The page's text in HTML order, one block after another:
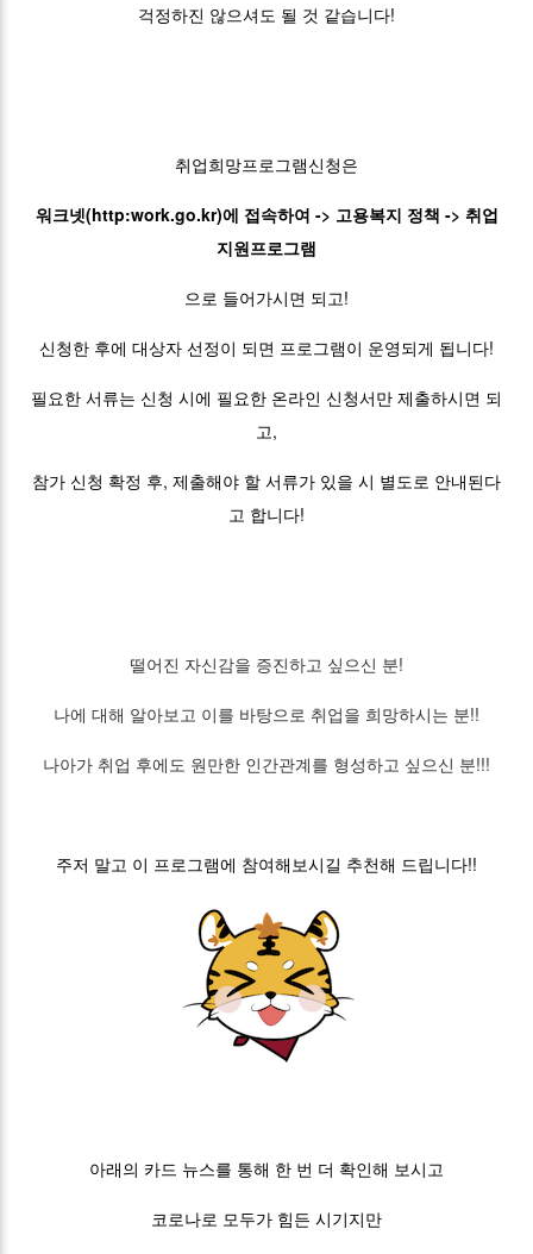
걱정하진 않으셔도 될 것 같습니다!
취업희망프로그램신청은
워크넷(http:work.go.kr)에 접속하여 -> 고용복지 정책 -> 취업
지원프로그램
으로 들어가시면 되고!
신청한 후에 대상자 선정이 되면 프로그램이 운영되게 됩니다!
필요한 서류는 신청 시에 필요한 온라인 신청서만 제출하시면 되
고,
참가 신청 확정 후, 제출해야 할 서류가 있을 시 별도로 안내된다
고 합니다!
떨어진 자신감을 증진하고 싶으신 분!
나에 대해 알아보고 이를 바탕으로 취업을 희망하시는 분!!
나아가 취업 후에도 원만한 인간관계를 형성하고 싶으신 분!!!
주저 말고 이 프로그램에 참여해보시길 추천해 드립니다!!
아래의 카드 뉴스를 통해 한 번 더 확인해 보시고
코로나로 모두가 힘든 시기지만